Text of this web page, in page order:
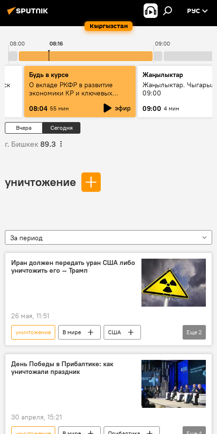
Кыргызстан
РУС
08:00 09:00
08:16
Будь в курсе
О вкладе РКФР в развитие
экономики КР и ключевых
08:04 55 мин эфир
Жаңылыктар
Жаңылыктар.
09:00
09:00 4 мин
Вчера Сегодня
г. Бишкек 89.3
уничтожение
За период
Иран должен передать уран США либо
уничтожить его — Трамп
26 мая, 11:51
уничтожение В мире
США
Иран
уран Дональд Трамп
Еще 2
День Победы в Прибалтике: как
уничтожали праздник
30 апреля, 15:21